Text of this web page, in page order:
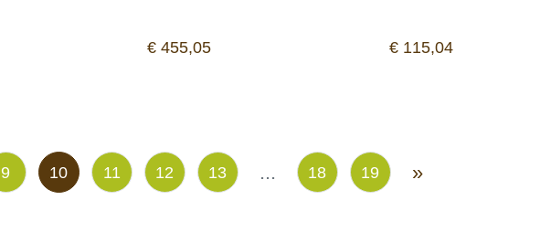
€ 455,05 € 115,04
9 10 11 12 13 ... 18 19 »